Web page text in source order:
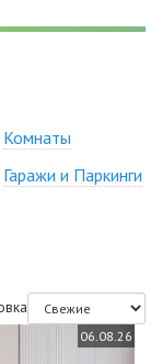
Комнаты
Гаражи и Паркинги
06.08.26